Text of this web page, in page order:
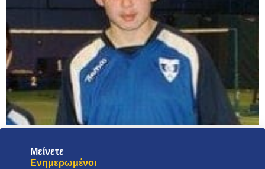
Μείνετε
Ενημερωμένοι